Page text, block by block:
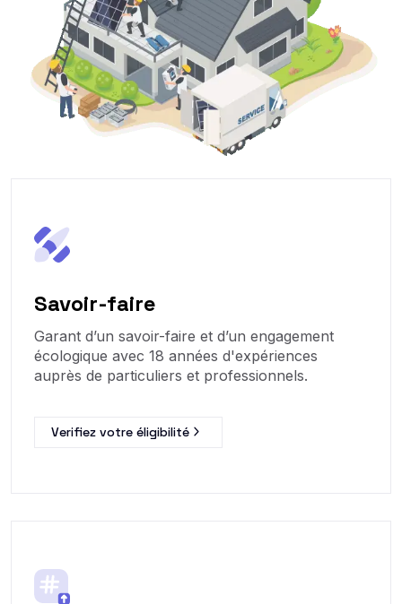
Savoir-faire
Garant d’un savoir-faire et d’un engagement
écologique avec 18 années d'expériences
auprès de particuliers et professionnels.
Verifiez votre éligibilité